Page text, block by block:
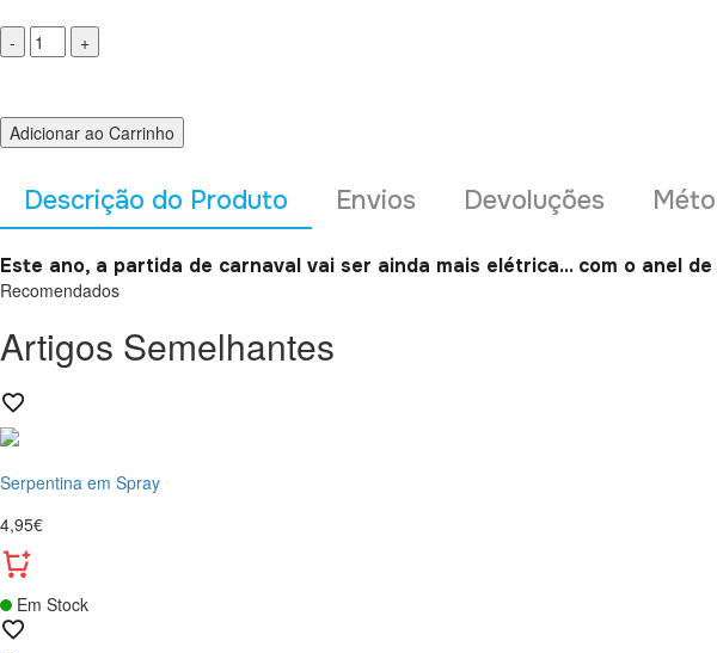
Adicionar ao Carrinho
Descrição do Produto Envios Devoluções
Este ano, a partida de carnaval vai ser ainda mais elétrica... com o anel
Recomendados
Artigos Semelhantes
Serpentina em Spray
4,95€
Em Stock